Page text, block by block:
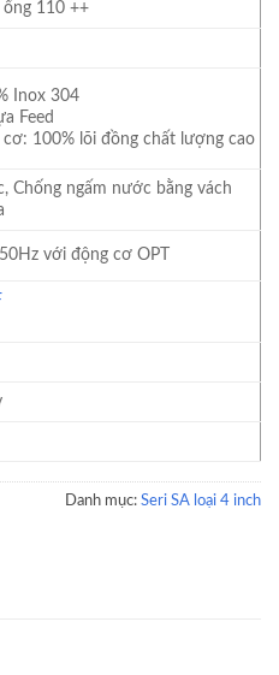
110 ++
Inox 304
Feed
cơ: 100% lõi đồng chất lượng cao
Chống ngấm nước bằng vách
với động cơ OPT
Danh mục: Seri SA loại 4 inch